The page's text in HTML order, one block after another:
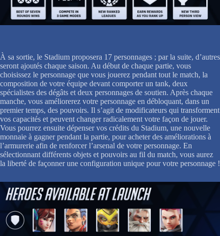
À sa sortie, le Stadium proposera 17 personnages ; par la suite, d’autres
seront ajoutés chaque saison. Au début de chaque partie, vous
choisissez le personnage que vous jouerez pendant tout le match, la
composition de votre équipe devant comporter un tank, deux
spécialistes des dégâts et deux personnages de soutien. Après chaque
manche, vous améliorerez votre personnage en débloquant, dans un
premier temps, des pouvoirs. Il s’agit de modificateurs qui transforment
vos capacités et peuvent changer radicalement votre façon de jouer.
Vous pourrez ensuite dépenser vos crédits du Stadium, une nouvelle
monnaie à gagner pendant la partie, pour acheter des améliorations à
l’armurerie afin de renforcer l’arsenal de votre personnage. En
sélectionnant différents objets et pouvoirs au fil du match, vous aurez
la liberté de façonner une configuration unique pour votre personnage !